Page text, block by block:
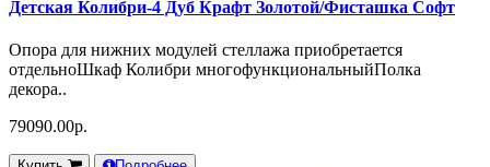
Детская Колибри-4 Дуб Крафт Золотой/Фисташка Софт
Опора для нижних модулей стеллажа приобретается
отдельноШкаф Колибри многофункциональныйПолка
декора..
79090.00р.